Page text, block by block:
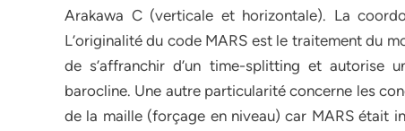
Arakawa C (verticale et horizontale). La
L’originalité du code MARS est le traitement du
de s’affranchir d’un time-splitting et
barocline. Une autre particularité concerne les
de la maille (forçage en niveau) car MARS était